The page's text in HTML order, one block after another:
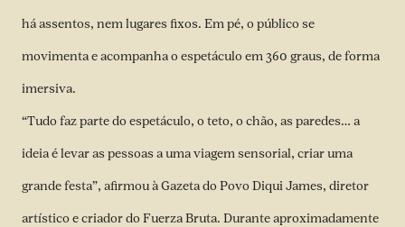
há assentos, nem lugares fixos. Em pé, o público se
movimenta e acompanha o espetáculo em 360 graus, de forma
imersiva.
“Tudo faz parte do espetáculo, o teto, o chão, as paredes… a
ideia é levar as pessoas a uma viagem sensorial, criar uma
grande festa”, afirmou à Gazeta do Povo Diqui James, diretor
artístico e criador do Fuerza Bruta. Durante aproximadamente